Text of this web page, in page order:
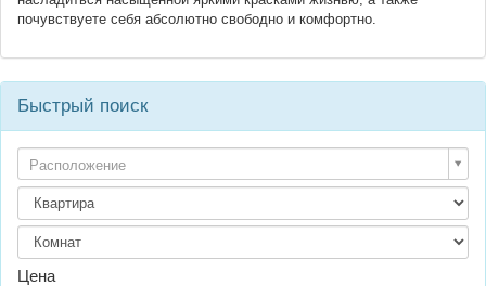
почувствуете себя абсолютно свободно и комфортно.
Быстрый поиск
Расположение
Цена